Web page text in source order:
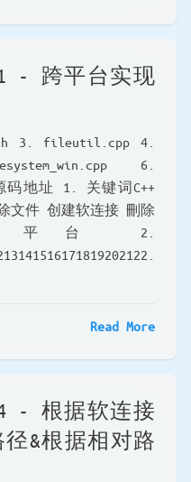
- 跨平台实现
3. fileutil.cpp 4.
6.
地址 1. 关键词C++
文件 创建软连接 刪除
平台 2.
Read More
- 根据软连接
&根据相对路